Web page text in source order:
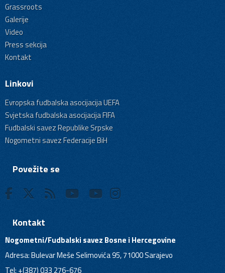
Grassroots
Galerije
Video
Press sekcija
Kontakt
Linkovi
Evropska fudbalska asocijacija UEFA
Svjetska fudbalska asocijacija FIFA
Fudbalski savez Republike Srpske
Nogometni savez Federacije BiH
Povežite se
Kontakt
Nogometni/Fudbalski savez Bosne i Hercegovine
Adresa: Bulevar Meše Selimovića 95, 71000 Sarajevo
Tel: +(387) 033 276-676